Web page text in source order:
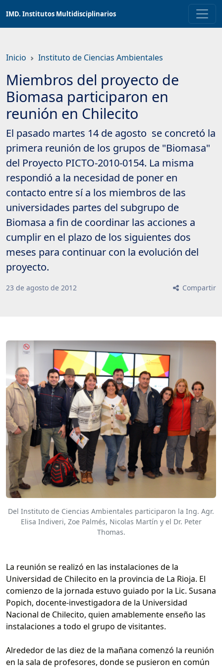
contenido
IMD. Institutos Multidisciplinarios
Inicio Instituto de Ciencias Ambientales
Miembros del proyecto de
Biomasa participaron en
reunión en Chilecito
El pasado martes 14 de agosto se concretó la
primera reunión de los grupos de "Biomasa"
del Proyecto PICTO-2010-0154. La misma
respondió a la necesidad de poner en
contacto entre sí a los miembros de las
universidades partes del subgrupo de
Biomasa a fin de coordinar las acciones a
cumplir en el plazo de los siguientes dos
meses para continuar con la evolución del
proyecto.
23 de agosto de 2012 Compartir
Del Instituto de Ciencias Ambientales participaron la Ing. Agr.
Elisa Indiveri, Zoe Palmés, Nicolas Martín y el Dr. Peter
Thomas.
La reunión se realizó en las instalaciones de la
Universidad de Chilecito en la provincia de La Rioja. El
comienzo de la jornada estuvo guiado por la Lic. Susana
Popich, docente-investigadora de la Universidad
Nacional de Chilecito, quien amablemente enseño las
instalaciones a todo el grupo de visitantes.
Alrededor de las diez de la mañana comenzó la reunión
en la sala de profesores, donde se pusieron en común